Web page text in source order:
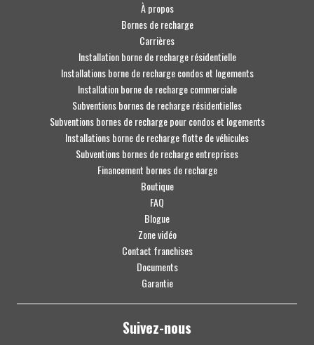
À propos
Bornes de recharge
Carrières
Installation borne de recharge résidentielle
Installations borne de recharge condos et logements
Installation borne de recharge commerciale
Subventions bornes de recharge résidentielles
Subventions bornes de recharge pour condos et logements
Installations borne de recharge flotte de véhicules
Subventions bornes de recharge entreprises
Financement bornes de recharge
Boutique
FAQ
Blogue
Zone vidéo
Contact franchises
Documents
Garantie
Suivez-nous